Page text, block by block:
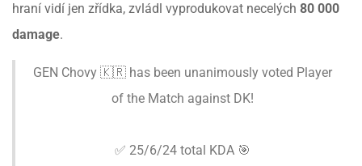
hraní vidí jen zřídka, zvládl vyprodukovat necelých 80 000
damage.
GEN Chovy 🇰🇷 has been unanimously voted Player
of the Match against DK!
✅ 25/6/24 total KDA 🎯